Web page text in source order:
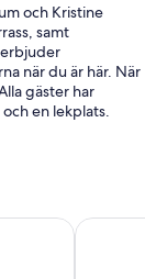
och Kristine
samt
när du är här. När
gäster har
en lekplats.
och guidade turer
Hotel